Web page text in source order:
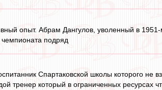
опыт. Абрам Дангулов, уволенный в 1951-
подряд
Спартаковской школы которого не
который в ограниченных ресурсах